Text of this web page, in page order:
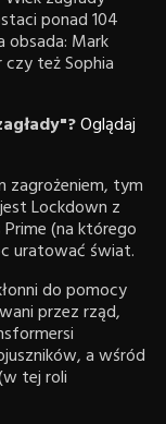
ponad 104
obsada: Mark
czy też Sophia
Oglądaj
zagrożeniem, tym
Lockdown z
(na którego
uratować świat.
do pomocy
przez rząd,
a wśród
tej roli